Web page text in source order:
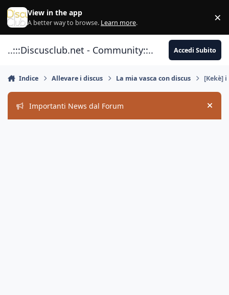
Vai al contenuto
View in the app
A better way to browse. Learn more. ×
..:::Discusclub.net - Community::.. Accedi Subito
Indice Allevare i discus La mia vasca con discus [Kekè]
Importanti News dal Forum Hide